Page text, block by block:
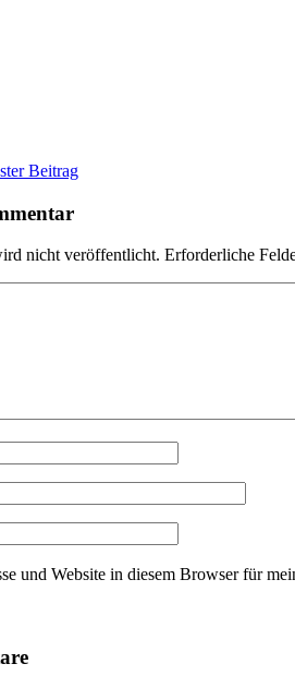
Beitrag
nicht veröffentlicht. Erforderliche
und Website in diesem Browser für